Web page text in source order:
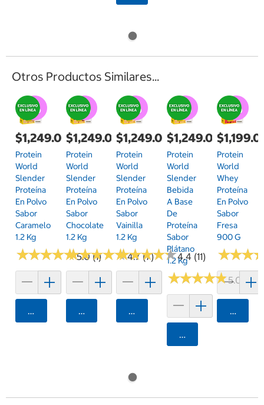
Otros Productos Similares...
$1,249.00
Protein
World
Slender
Proteína
En Polvo
Sabor
Caramelo
1.2 Kg
★★★★★
★★★★★5.0 (1)
Agregar
$1,249.00
Protein
World
Slender
Proteína
En Polvo
Sabor
Chocolate
1.2 Kg
★★★★★
★★★★★4.7 (7)
Agregar
$1,249.00
Protein
World
Slender
Proteína
En Polvo
Sabor
Vainilla
1.2 Kg
★★★★★
★★★★★4.4 (11)
Agregar
$1,249.00
Protein
World
Slender
Bebida
A Base
De
Proteína
Sabor
Plátano
1.2 Kg
★★★★★
★★★★★5.0 (4)
Agregar
Protein
World
Whey
Proteína
En Polvo
Sabor
Fresa
900 G
★★★
★★★